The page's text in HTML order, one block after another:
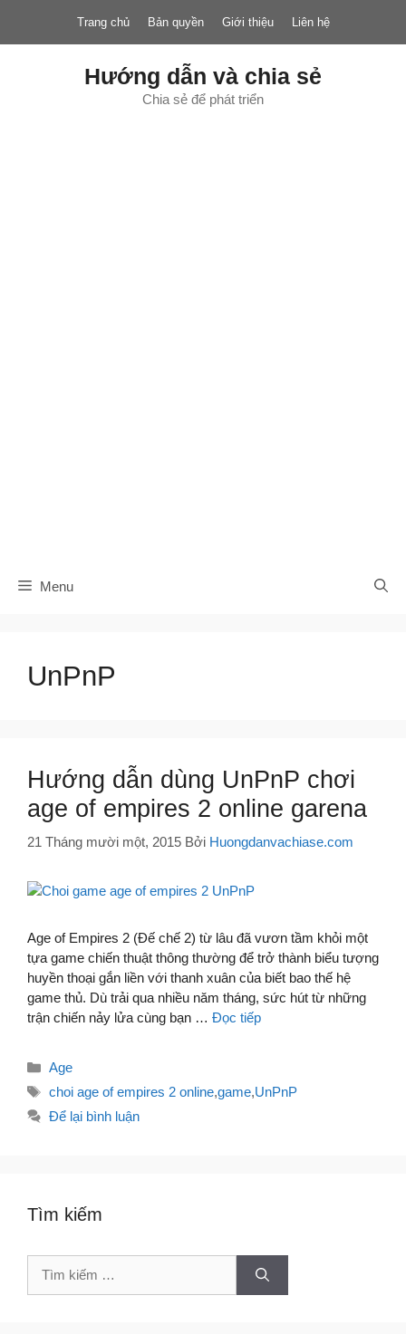
nội
Trang chủ Bản quyền Giới thiệu Liên hệ
Hướng dẫn và chia sẻ
Chia sẻ để phát triển
Menu
UnPnP
Hướng dẫn dùng UnPnP chơi
age of empires 2 online garena
21 Tháng mười một, 2015 Bởi Huongdanvachiase.com
Age of Empires 2 (Đế chế 2) từ lâu đã vươn tầm khỏi một
tựa game chiến thuật thông thường để trở thành biểu tượng
huyền thoại gắn liền với thanh xuân của biết bao thế hệ
game thủ. Dù trải qua nhiều năm tháng, sức hút từ những
trận chiến nảy lửa cùng bạn … Đọc tiếp
Danh
mục
Age
Thẻ
choi age of empires 2 online,game,UnPnP
Để lại bình luận
Tìm kiếm
Tìm